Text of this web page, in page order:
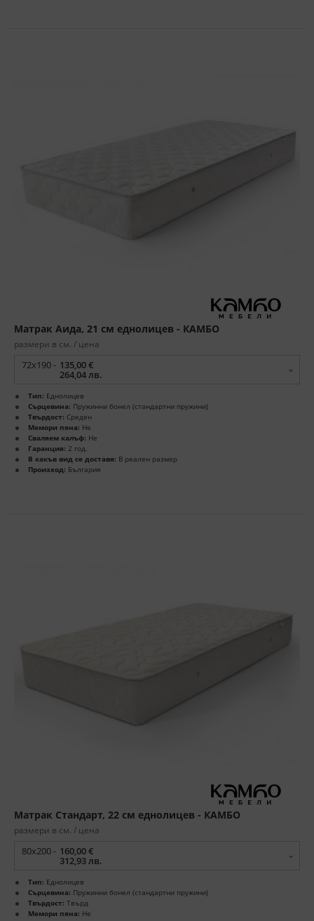
Матрак Аида, 21 см еднолицев - КАМБО
размери в см. / цена
72x190 - 135,00 €
264,04 лв.
Тип: Еднолицев
Сърцевина: Пружинни бонел (стандартни пружини)
Твърдост: Среден
Мемори пяна: Не
Сваляем калъф: Не
Гаранция: 2 год.
В какъв вид се доставя: В реален размер
Произход: България
Матрак Стандарт, 22 см еднолицев - КАМБО
размери в см. / цена
80x200 - 160,00 €
312,93 лв.
Тип: Еднолицев
Сърцевина: Пружинни бонел (стандартни пружини)
Твърдост: Твърд
Мемори пяна: Не